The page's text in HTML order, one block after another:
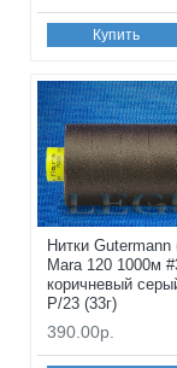
Купить
Нитки Gutermann
Mara 120 1000м
коричневый
P/23 (33г)
390.00р.